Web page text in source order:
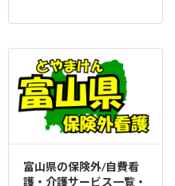
富山県の保険外/自費看
護・介護サービス一覧・